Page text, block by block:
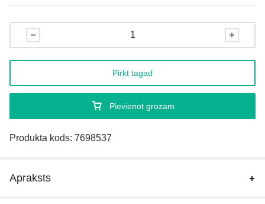
Pievienot grozam
Pirkt tagad
Produkta kods: 7698537
Apraksts